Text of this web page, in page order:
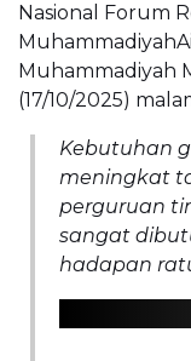
Nasional Forum
Muhammadiyah
(17/10/2025)
Kebutuhan
meningkat
perguruan
sangat
hadapan